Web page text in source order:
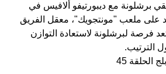
برشلونة مع ديبورتيفو ألافيس في
على ملعب "مونتجويك"، معقل الفريق
تعد فرصة لبرشلونة لاستعادة التوازن
الترتيب.
الحلقة 45